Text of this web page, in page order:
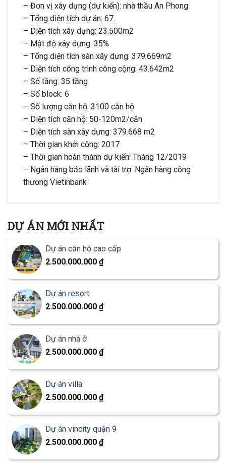
– Đơn vị xây dựng (dự kiến): nhà thầu An Phong
– Tổng diện tích dự án: 67.
– Diện tích xây dựng: 23.500m2
– Mật độ xây dựng: 35%
– Tổng diện tích sàn xây dựng: 379.669m2
– Diện tích công trình công cộng: 43.642m2
– Số tầng: 35 tầng
– Số block: 6
– Số lượng căn hộ: 3100 căn hộ
– Diện tích căn hộ: 50-120m2/căn
– Diện tích sàn xây dựng: 379.668 m2
– Thời gian khởi công: 2017
– Thời gian hoàn thành dự kiến: Tháng 12/2019
– Ngân hàng bảo lãnh và tài trợ: Ngân hàng công
thương Vietinbank
DỰ ÁN MỚI NHẤT
Dự án căn hộ cao cấp
2.500.000.000 ₫
Dự án resort
2.500.000.000 ₫
Dự án nhà ở
2.500.000.000 ₫
Dự án villa
2.500.000.000 ₫
Dự án vincity quận 9
2.500.000.000 ₫